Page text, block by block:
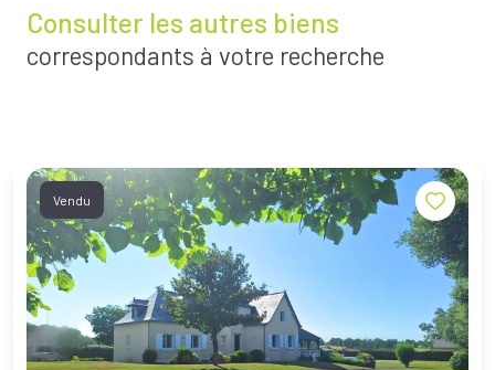
Consulter les autres biens
correspondants à votre recherche
Vendu